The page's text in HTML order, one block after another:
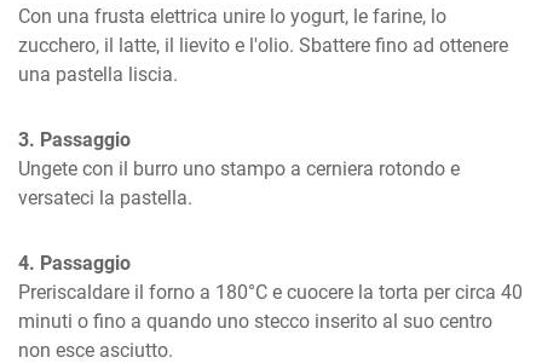
Con una frusta elettrica unire lo yogurt, le farine, lo
zucchero, il latte, il lievito e l'olio. Sbattere fino ad ottenere
una pastella liscia.
3. Passaggio
Ungete con il burro uno stampo a cerniera rotondo e
versateci la pastella.
4. Passaggio
Preriscaldare il forno a 180°C e cuocere la torta per circa 40
minuti o fino a quando uno stecco inserito al suo centro
non esce asciutto.